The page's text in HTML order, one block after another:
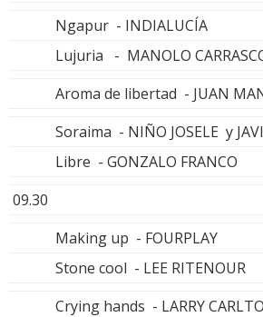
Ngapur - INDIALUCÍA
Lujuria - MANOLO
Aroma de libertad - JUAN
Soraima - NIÑO JOSELE y
Libre - GONZALO FRANCO
09.30
Making up - FOURPLAY
Stone cool - LEE RITENOUR
Crying hands - LARRY